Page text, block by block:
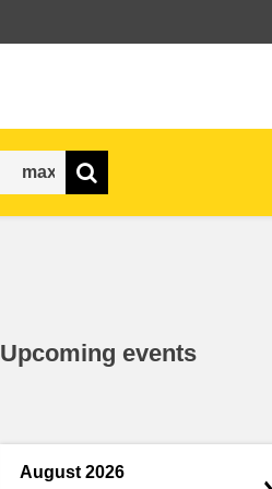
conoscenze
Upcoming events
August 2026